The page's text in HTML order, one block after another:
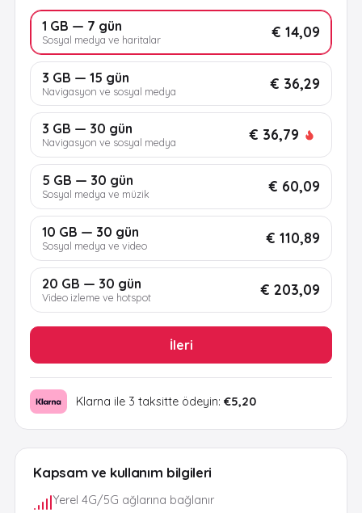
Kapsam ve kullanım bilgileri
Yerel 4G/5G ağlarına bağlanır
1 GB — 7 gün
Sosyal medya ve haritalar € 14,09
3 GB — 15 gün
Navigasyon ve sosyal medya € 36,29
3 GB — 30 gün
Navigasyon ve sosyal medya € 36,79
5 GB — 30 gün
Sosyal medya ve müzik € 60,09
10 GB — 30 gün
Sosyal medya ve video € 110,89
20 GB — 30 gün
Video izleme ve hotspot € 203,09
İleri
Klarna ile 3 taksitte ödeyin: €5,20